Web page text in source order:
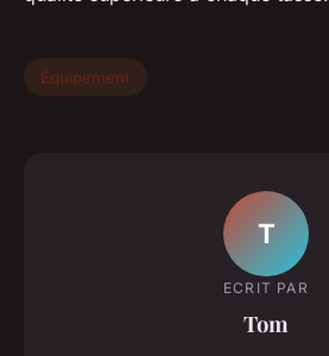
Équipement
T
ECRIT PAR
Tom